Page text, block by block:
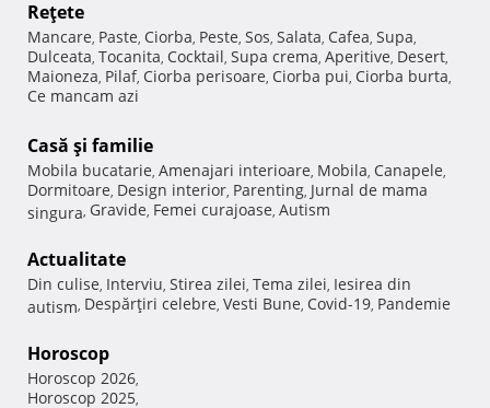
Reţete
Mancare, Paste, Ciorba, Peste, Sos, Salata, Cafea, Supa,
Dulceata, Tocanita, Cocktail, Supa crema, Aperitive, Desert,
Maioneza, Pilaf, Ciorba perisoare, Ciorba pui, Ciorba burta,
Ce mancam azi
Casă şi familie
Mobila bucatarie, Amenajari interioare, Mobila, Canapele,
Dormitoare, Design interior, Parenting, Jurnal de mama
singura, Gravide, Femei curajoase, Autism
Actualitate
Din culise, Interviu, Stirea zilei, Tema zilei, Iesirea din
autism, Despărţiri celebre, Vesti Bune, Covid-19, Pandemie
Horoscop
Horoscop 2026,
Horoscop 2025,